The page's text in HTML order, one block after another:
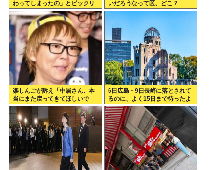
わってしまったの」とビックリ
したこと
いだろうなって区、どこ？
楽しんごが訴え「中居さん、本
当にまた戻ってきてほしいで
す。中居さんいないテレビ
は…」
6日広島・9日長崎に落とされて
るのに、よく15日まで待ったよ
な